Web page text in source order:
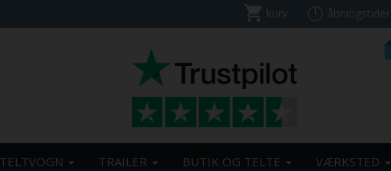
kurv åbningstider
TELTVOGN TRAILER BUTIK OG TELTE VÆRKSTED